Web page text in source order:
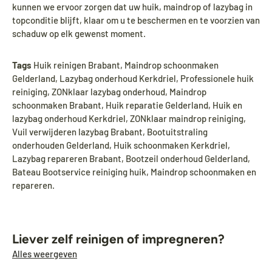
kunnen we ervoor zorgen dat uw huik, maindrop of lazybag in
topconditie blijft, klaar om u te beschermen en te voorzien van
schaduw op elk gewenst moment.
Tags Huik reinigen Brabant, Maindrop schoonmaken
Gelderland, Lazybag onderhoud Kerkdriel, Professionele huik
reiniging, ZONklaar lazybag onderhoud, Maindrop
schoonmaken Brabant, Huik reparatie Gelderland, Huik en
lazybag onderhoud Kerkdriel, ZONklaar maindrop reiniging,
Vuil verwijderen lazybag Brabant, Bootuitstraling
onderhouden Gelderland, Huik schoonmaken Kerkdriel,
Lazybag repareren Brabant, Bootzeil onderhoud Gelderland,
Bateau Bootservice reiniging huik, Maindrop schoonmaken en
repareren.
Liever zelf reinigen of impregneren?
Alles weergeven